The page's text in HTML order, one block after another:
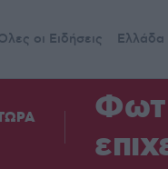
οι Ειδήσεις Ελλάδα